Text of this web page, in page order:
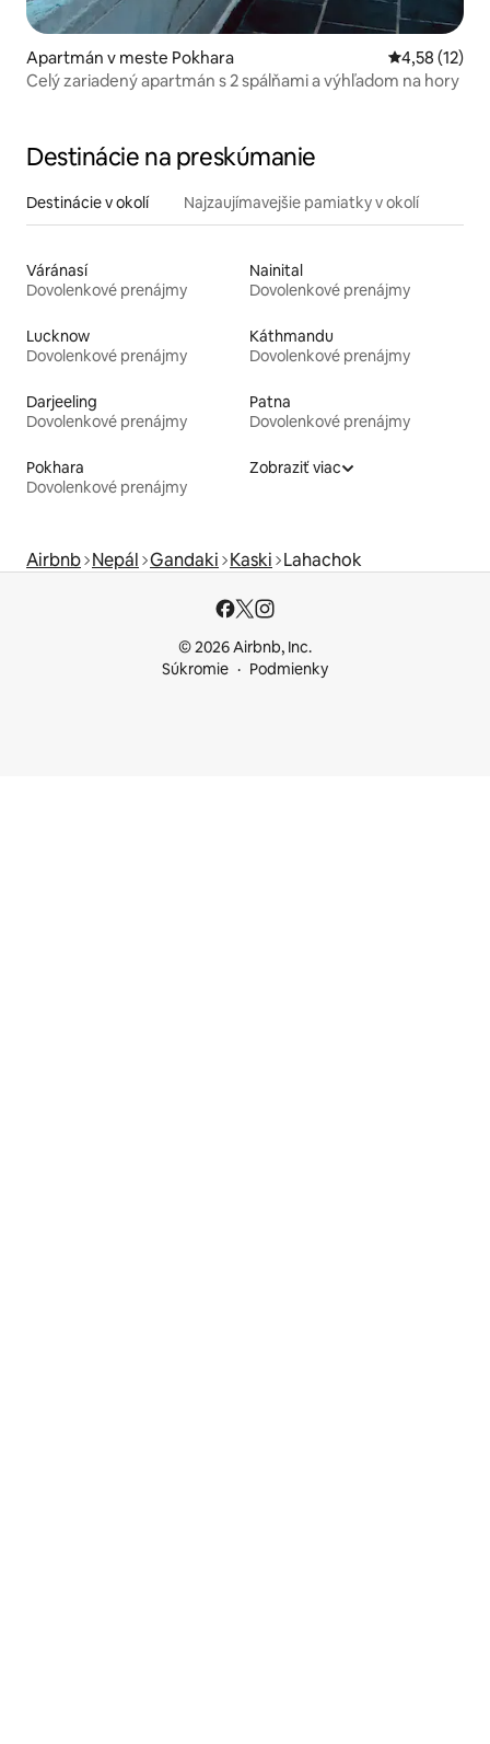
Apartmán v meste Pokhara Priemerné
4,58 (12)
Celý zariadený apartmán s 2 spálňami a výhľadom na hory
Destinácie na preskúmanie
Destinácie v okolí Najzaujímavejšie pamiatky v okolí
Váránasí
Dovolenkové prenájmy
Nainital
Dovolenkové prenájmy
Lucknow
Dovolenkové prenájmy
Káthmandu
Dovolenkové prenájmy
Darjeeling
Dovolenkové prenájmy
Patna
Dovolenkové prenájmy
Pokhara
Dovolenkové prenájmy
Zobraziť viac
Airbnb Nepál Gandaki Kaski Lahachok
© 2026 Airbnb, Inc.
Súkromie
Podmienky